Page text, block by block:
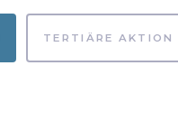
TERTIÄRE AKTION